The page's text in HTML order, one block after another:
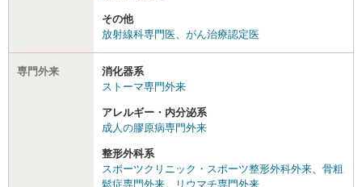
その他
放射線科専門医
がん治療認定医
専門外来
消化器系
ストーマ専門外来
アレルギー・内分泌系
成人の膠原病専門外来
整形外科系
スポーツクリニック・スポーツ整形外科外来
骨粗
鬆症専門外来
リウマチ専門外来